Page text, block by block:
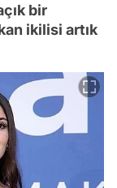
bir
ikilisi artık